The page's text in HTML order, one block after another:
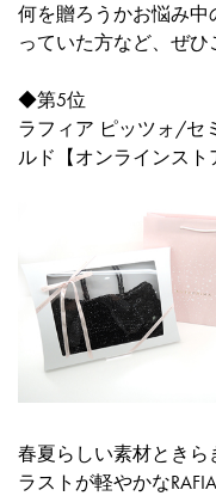
何を贈ろうかお悩み
っていた方など、ぜひ
◆第5位
ラフィア ピッツォ/セ
ルド【オンラインスト
春夏らしい素材ときら
ラストが軽やかな